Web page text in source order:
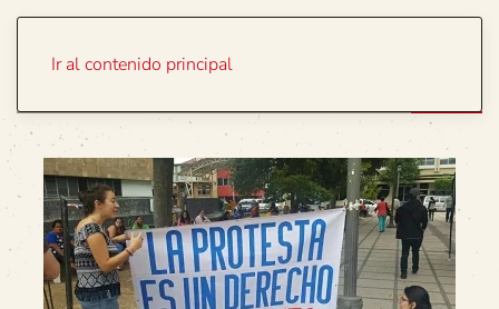
Ir al contenido principal